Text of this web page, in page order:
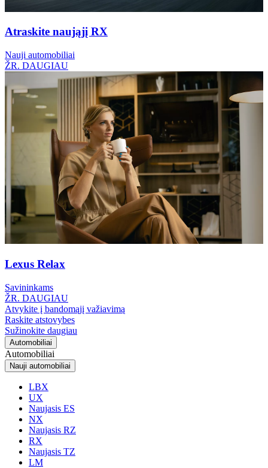
Atraskite naująjį RX
Nauji automobiliai
ŽR. DAUGIAU
Lexus Relax
Savininkams
ŽR. DAUGIAU
Atvykite į bandomąjį važiavimą
Raskite atstovybes
Sužinokite daugiau
Automobiliai
Automobiliai
Nauji automobiliai
LBX
UX
Naujasis ES
NX
Naujasis RZ
RX
Naujasis TZ
LM